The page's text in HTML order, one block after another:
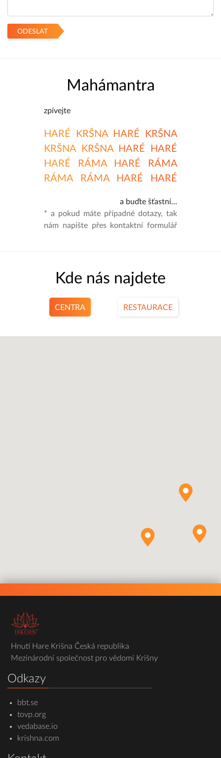
ODESLAT
Mahámantra
zpívejte
HARÉ KRŠNA HARÉ
KRŠNA
KRŠNA
KRŠNA HARÉ
HARÉ
HARÉ
RÁMA HARÉ
RÁMA
RÁMA
RÁMA HARÉ HARÉ
a buďte šťastní…
* a pokud máte případné dotazy, tak
nám napište přes kontaktní formulář
Kde nás najdete
CENTRA RESTAURACE
Hnutí Hare Krišna Česká republika
Mezinárodní společnost pro vědomí Krišny
Odkazy
bbt.se
tovp.org
vedabase.io
krishna.com